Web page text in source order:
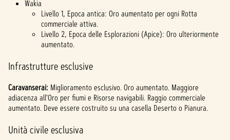
Wakia
Livello 1, Epoca antica: Oro aumentato per ogni Rotta
commerciale attiva.
Livello 2, Epoca delle Esplorazioni (Apice): Oro ulteriormente
aumentato.
Infrastrutture esclusive
Caravanserai: Miglioramento esclusivo. Oro aumentato. Maggiore
adiacenza all'Oro per fiumi e Risorse navigabili. Raggio commerciale
aumentato. Deve essere costruito su una casella Deserto o Pianura.
Unità civile esclusiva